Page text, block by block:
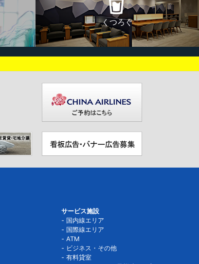
くつろぐ
サービス施設
国内線エリア
国際線エリア
ATM
ビジネス・その他
有料貸室